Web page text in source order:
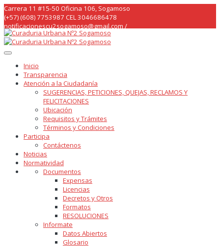
Skip
to
content
Carrera 11 #15-50 Oficina 106, Sogamoso
(+57) (608) 7753987 CEL 3046686478
notificacionescu2sogamoso@gmail.com /
curaduria2sogamoso@gmail.com /
Inicio
Transparencia
Atención a la Ciudadanía
SUGERENCIAS, PETICIONES, QUEJAS, RECLAMOS Y
FELICITACIONES
Ubicación
Requisitos y Trámites
Términos y Condiciones
Participa
Contáctenos
Noticias
Normatividad
Documentos
Expensas
Licencias
Decretos y Otros
Formatos
RESOLUCIONES
Informate
Datos Abiertos
Glosario